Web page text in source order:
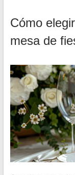
Cómo
mesa de